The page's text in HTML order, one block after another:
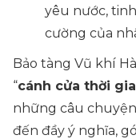
yêu nước,
cường của
Bảo tàng Vũ khí
“cánh cửa thời
những câu
đến đầy ý nghĩa,